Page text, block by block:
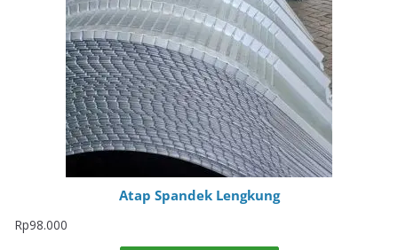
Atap Spandek Lengkung
Rp98.000